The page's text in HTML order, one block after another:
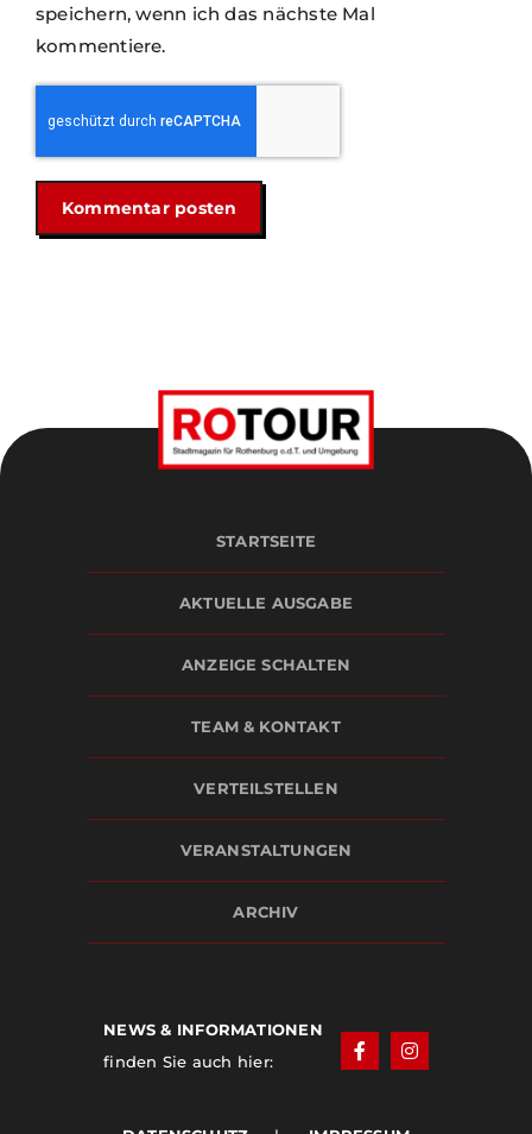
speichern, wenn ich das nächste Mal
kommentiere.
STARTSEITE
AKTUELLE AUSGABE
ANZEIGE SCHALTEN
TEAM & KONTAKT
VERTEILSTELLEN
VERANSTALTUNGEN
ARCHIV
NEWS & INFORMATIONEN
finden Sie auch hier: